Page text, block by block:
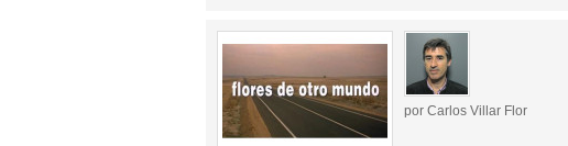
por Carlos Villar Flor